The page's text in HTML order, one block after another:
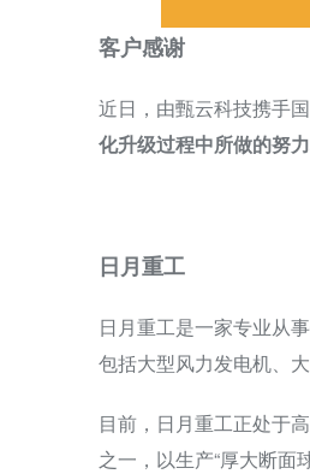
客户感谢
近日，由甄云科技携手
化升级过程中所做的努
日月重工
日月重工是一家专业从
包括大型风力发电机、
目前，日月重工正处于
之一，以生产“厚大断面